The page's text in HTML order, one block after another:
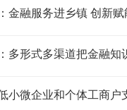
金融服务进乡镇 创新
多形式多渠道把金融知
小微企业和个体工商户